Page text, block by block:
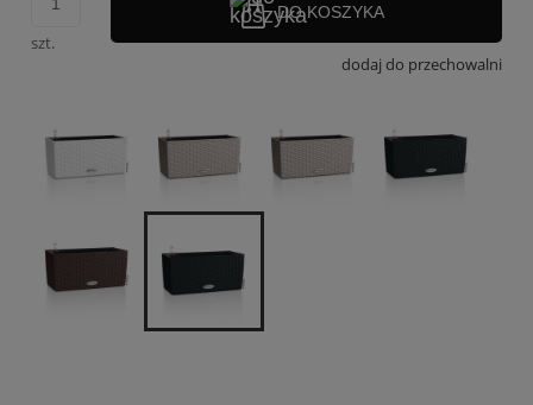
szt.
DO KOSZYKA
dodaj do przechowalni